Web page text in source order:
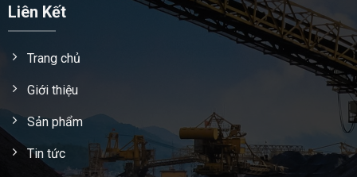
Liên Kết
Trang chủ
Giới thiệu
Sản phẩm
Tin tức